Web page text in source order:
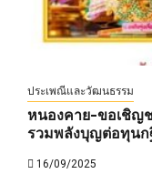
ประเพณีและวัฒนธรรม
หนองคาย-ขอเชิญ
รวมพลังบุญต่อทุน
16/09/2025